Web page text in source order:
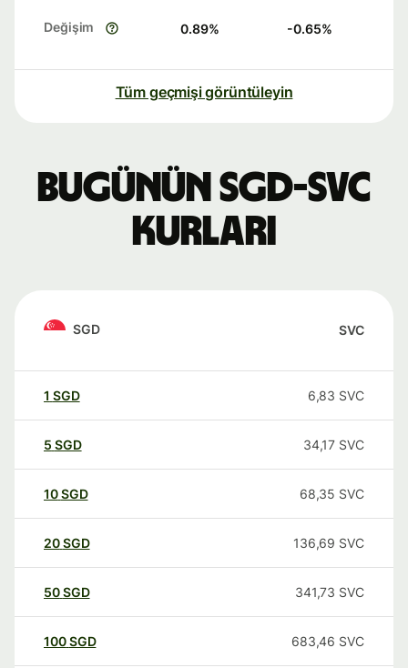
Değişim 0.89% -0.65%
Tüm geçmişi görüntüleyin
Bugünün SGD-SVC
kurları
SGD SVC
1 SGD 6,83 SVC
5 SGD 34,17 SVC
10SGD 68,35 SVC
20SGD 136,69 SVC
50SGD 341,73 SVC
100SGD 683,46 SVC